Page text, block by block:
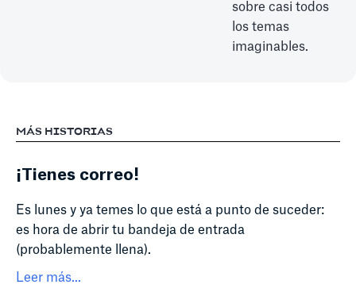
sobre casi todos
los temas
imaginables.
MÁS HISTORIAS
¡Tienes correo!
Es lunes y ya temes lo que está a punto de suceder:
es hora de abrir tu bandeja de entrada
(probablemente llena).
Leer más...